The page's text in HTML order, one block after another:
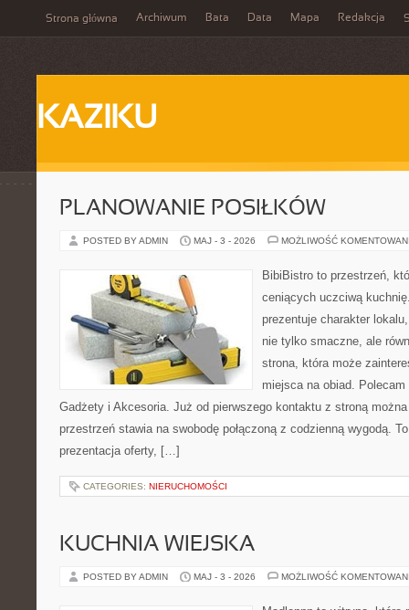
Strona główna Archiwum Bata Data Mapa Redakcja
KAZIKU
PLANOWANIE POSIŁKÓW
POSTED BY ADMIN MAJ - 3 - 2026 MOŻLIWOŚĆ
BibiBistro to przestrzeń,
ceniących uczciwą
prezentuje charakter
nie tylko smaczne, ale
strona, która może
miejsca na obiad.
Gadżety i Akcesoria. Już od pierwszego kontaktu z stroną
przestrzeń stawia na swobodę połączoną z codzienną wygodą.
prezentacja oferty, […]
CATEGORIES: NIERUCHOMOŚCI
KUCHNIA WIEJSKA
POSTED BY ADMIN MAJ - 3 - 2026 MOŻLIWOŚĆ